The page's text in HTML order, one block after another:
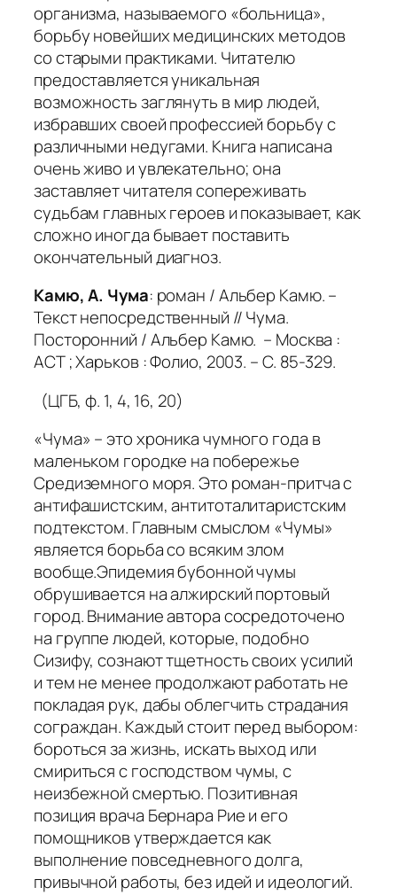
организма, называемого «больница»,
борьбу новейших медицинских методов
со старыми практиками. Читателю
предоставляется уникальная
возможность заглянуть в мир людей,
избравших своей профессией борьбу с
различными недугами. Книга написана
очень живо и увлекательно; она
заставляет читателя сопереживать
судьбам главных героев и показывает, как
сложно иногда бывает поставить
окончательный диагноз.
Камю, А. Чума: роман / Альбер Камю. –
Текст непосредственный // Чума.
Посторонний / Альбер Камю. – Москва :
АСТ ; Харьков : Фолио, 2003. – С. 85-329.
(ЦГБ, ф. 1, 4, 16, 20)
«Чума» – это хроника чумного года в
маленьком городке на побережье
Средиземного моря. Это роман-притча с
антифашистским, антитоталитаристским
подтекстом. Главным смыслом «Чумы»
является борьба со всяким злом
вообще.Эпидемия бубонной чумы
обрушивается на алжирский портовый
город. Внимание автора сосредоточено
на группе людей, которые, подобно
Сизифу, сознают тщетность своих усилий
и тем не менее продолжают работать не
покладая рук, дабы облегчить страдания
сограждан. Каждый стоит перед выбором:
бороться за жизнь, искать выход или
смириться с господством чумы, с
неизбежной смертью. Позитивная
позиция врача Бернара Рие и его
помощников утверждается как
выполнение повседневного долга,
привычной работы, без идей и идеологий.